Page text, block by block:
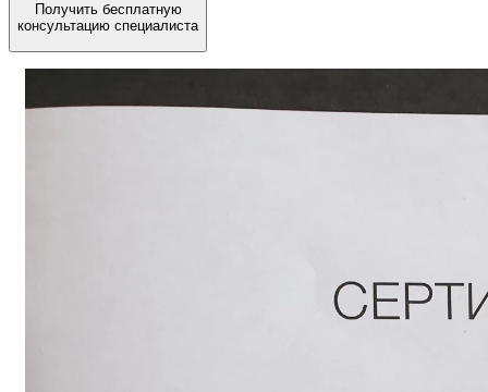
Получить бесплатную
консультацию специалиста